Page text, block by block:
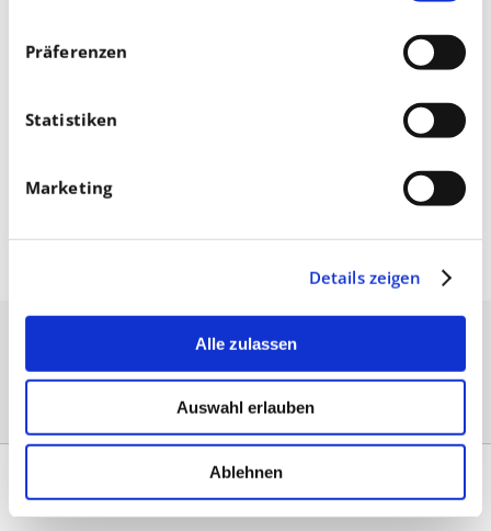
Präferenzen
Statistiken
Marketing
Details zeigen
Alle zulassen
Auswahl erlauben
Ablehnen
Impressum & AGB|Datenschutz